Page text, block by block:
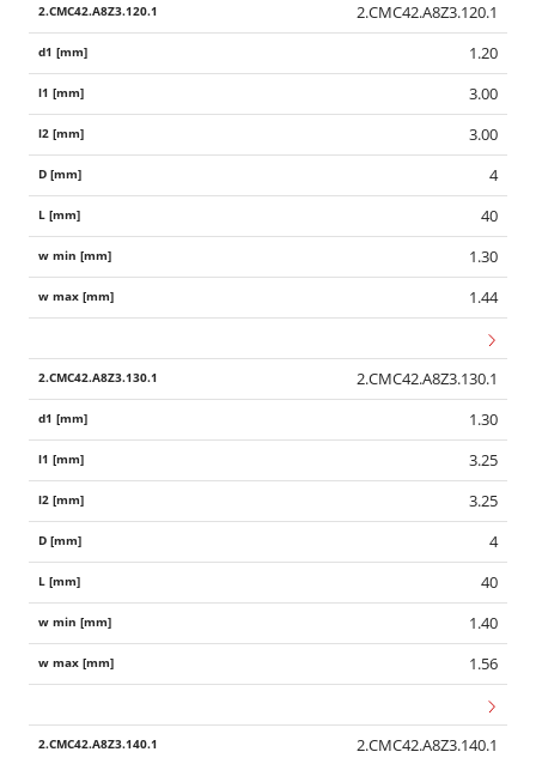
2.CMC42.A8Z3.120.1
1.20
3.00
3.00
4
40
1.30
1.44
2.CMC42.A8Z3.130.1
1.30
3.25
3.25
4
40
1.40
1.56
2.CMC42.A8Z3.140.1